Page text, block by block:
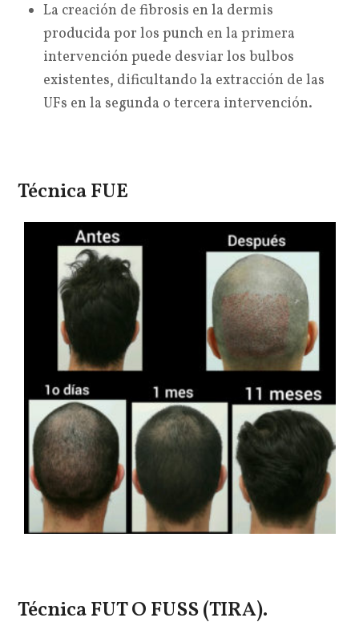
La creación de fibrosis en la dermis
producida por los punch en la primera
intervención puede desviar los bulbos
existentes, dificultando la extracción de las
UFs en la segunda o tercera intervención.
Técnica FUE
Técnica FUT O FUSS (TIRA).